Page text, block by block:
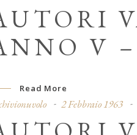
V
Read More
2 Febbraio 1963